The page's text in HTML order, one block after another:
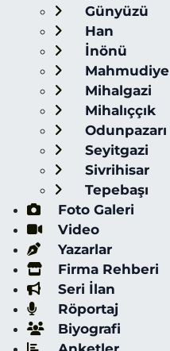
Günyüzü
Han
İnönü
Mahmudiye
Mihalgazi
Mihalıççık
Odunpazarı
Seyitgazi
Sivrihisar
Tepebaşı
Foto Galeri
Video
Yazarlar
Firma Rehberi
Seri İlan
Röportaj
Biyografi